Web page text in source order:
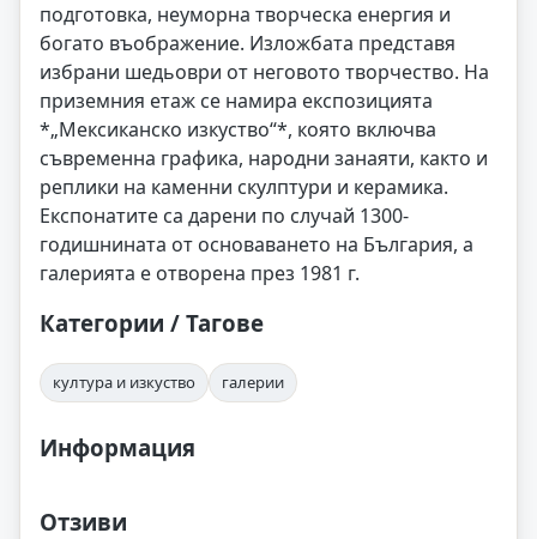
подготовка, неуморна творческа енергия и
богато въображение. Изложбата представя
избрани шедьоври от неговото творчество. На
приземния етаж се намира експозицията
*„Мексиканско изкуство“*, която включва
съвременна графика, народни занаяти, както и
реплики на каменни скулптури и керамика.
Експонатите са дарени по случай 1300-
годишнината от основаването на България, а
галерията е отворена през 1981 г.
Категории / Тагове
култура и изкуство галерии
Информация
Отзиви